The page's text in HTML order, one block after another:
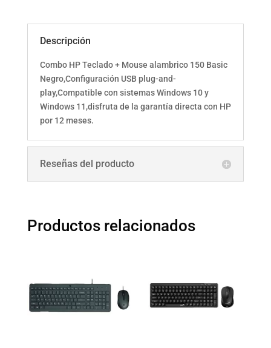
Descripción
Combo HP Teclado + Mouse alambrico 150 Basic
Negro,Configuración USB plug-and-
play,Compatible con sistemas Windows 10 y
Windows 11,disfruta de la garantía directa con HP
por 12 meses.
Reseñas del producto
Productos relacionados